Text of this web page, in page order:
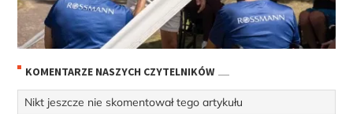
KOMENTARZE NASZYCH CZYTELNIKÓW
Nikt jeszcze nie skomentował tego artykułu